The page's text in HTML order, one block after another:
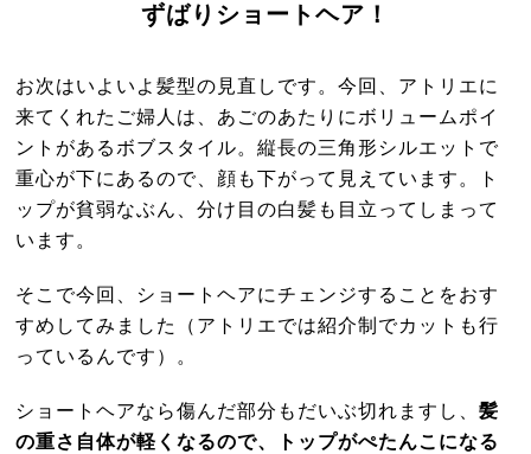
ずばりショートヘア！
お次はいよいよ髪型の見直しです。今回、アトリエに
来てくれたご婦人は、あごのあたりにボリュームポイ
ントがあるボブスタイル。縦長の三角形シルエットで
重心が下にあるので、顔も下がって見えています。ト
ップが貧弱なぶん、分け目の白髪も目立ってしまって
います。
そこで今回、ショートヘアにチェンジすることをおす
すめしてみました（アトリエでは紹介制でカットも行
っているんです）。
ショートヘアなら傷んだ部分もだいぶ切れますし、髪
の重さ自体が軽くなるので、トップがぺたんこになる